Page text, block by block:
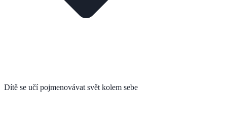
Dítě se učí pojmenovávat svět kolem sebe